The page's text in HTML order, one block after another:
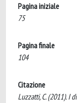
Pagina iniziale
75
Pagina finale
104
Citazione
Luzzatti, C. (2011). I